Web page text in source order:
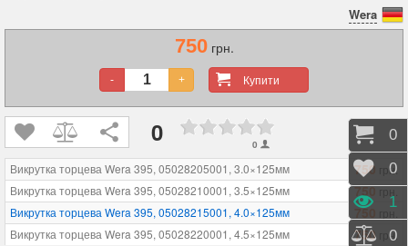
Wera
750грн.
Купити
- +
0 0
Викрутка торцева Wera 395, 05028205001, 3.0×125мм 750
грн.
Викрутка торцева Wera 395, 05028210001, 3.5×125мм
750грн.
Викрутка торцева Wera 395, 05028215001, 4.0×125мм
750
Викрутка торцева Wera 395, 05028220001, 4.5×125мм
750 грн.
0
0
1
0